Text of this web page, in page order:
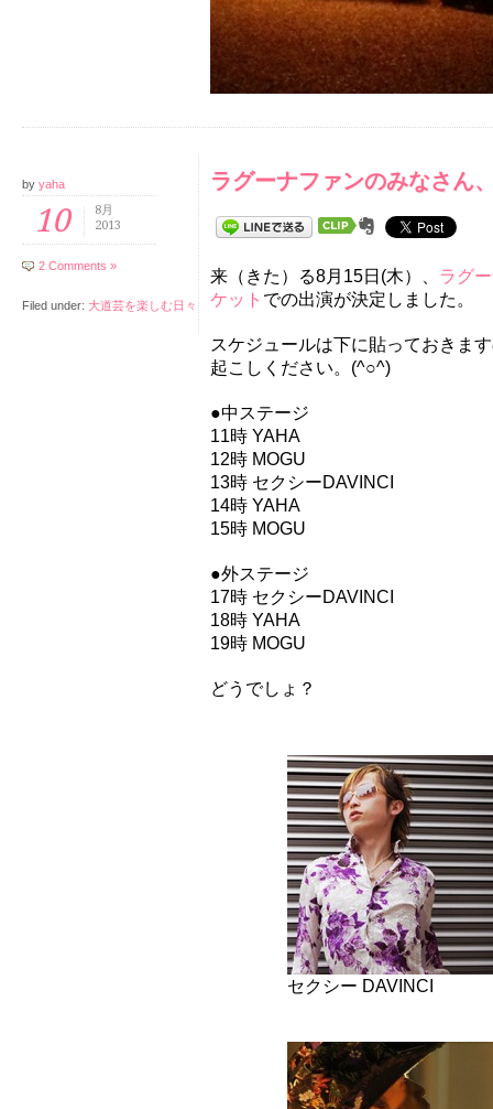
by yaha
10
8月
2013
2 Comments »
Filed under: 大道芸を楽しむ日々
ラグーナファンのみなさん
来（きた）る8月15日(木）、 ラグ
ケット での出演が決定しました。
スケジュールは下に貼っておきま
起こしください。(^○^)
●中ステージ
11時 YAHA
12時 MOGU
13時 セクシーDAVINCI
14時 YAHA
15時 MOGU
●外ステージ
17時 セクシーDAVINCI
18時 YAHA
19時 MOGU
どうでしょ？
セクシー DAVINCI